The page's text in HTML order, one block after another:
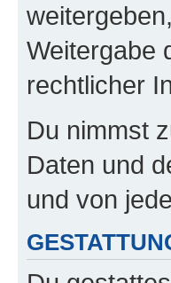
Weitergabe
rechtlicher
Du nimmst
Daten und
und von